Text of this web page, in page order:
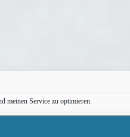
meinen Service zu optimieren.